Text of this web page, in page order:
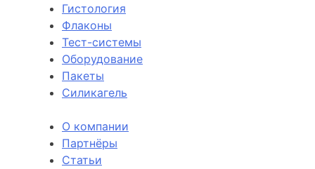
Гистология
Флаконы
Тест-системы
Оборудование
Пакеты
Силикагель
О компании
Партнёры
Статьи